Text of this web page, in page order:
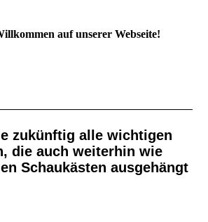
auf unserer Webseite!
zukünftig alle wichtigen
die auch weiterhin wie
Schaukästen ausgehängt